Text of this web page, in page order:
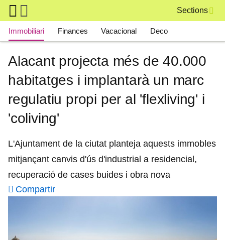
Skip to main content
Sections
Main navigation
Immobiliari Finances Vacacional Deco
Alacant projecta més de 40.000
habitatges i implantarà un marc
regulatiu propi per al 'flexliving' i
'coliving'
L'Ajuntament de la ciutat planteja aquests immobles
mitjançant canvis d'ús d'industrial a residencial,
recuperació de cases buides i obra nova
Compartir